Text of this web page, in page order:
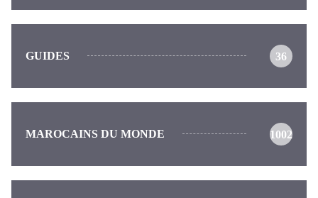
GUIDES 36
MAROCAINS DU MONDE 1002